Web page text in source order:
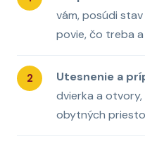
vám, posúdi
povie, čo treba
Utesnenie a
dvierka a
obytných